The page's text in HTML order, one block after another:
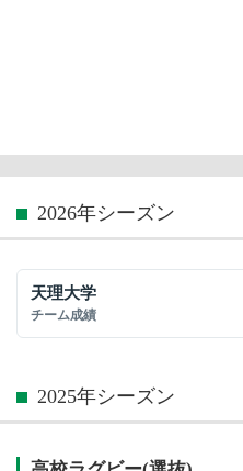
2026年シーズン
天理大学
チーム成績
2025年シーズン